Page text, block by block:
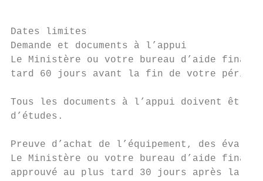
Dates limites
Demande et documents à l’appui
Le Ministère ou votre bureau d’aide
tard 60 jours avant la fin de votre période
Tous les documents à l’appui doivent
d’études.
Preuve d’achat de l’équipement, des
Le Ministère ou votre bureau d’aide
approuvé au plus tard 30 jours après la